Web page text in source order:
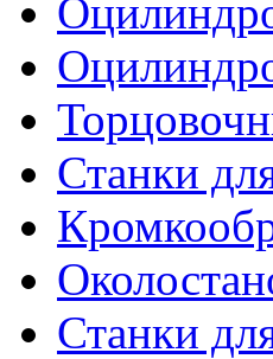
Станки
Станки